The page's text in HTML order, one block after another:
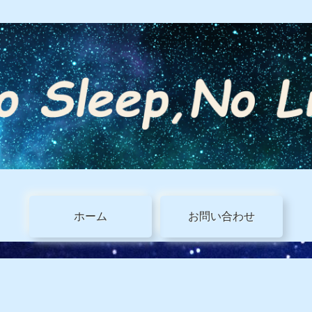
ホーム お問い合わせ